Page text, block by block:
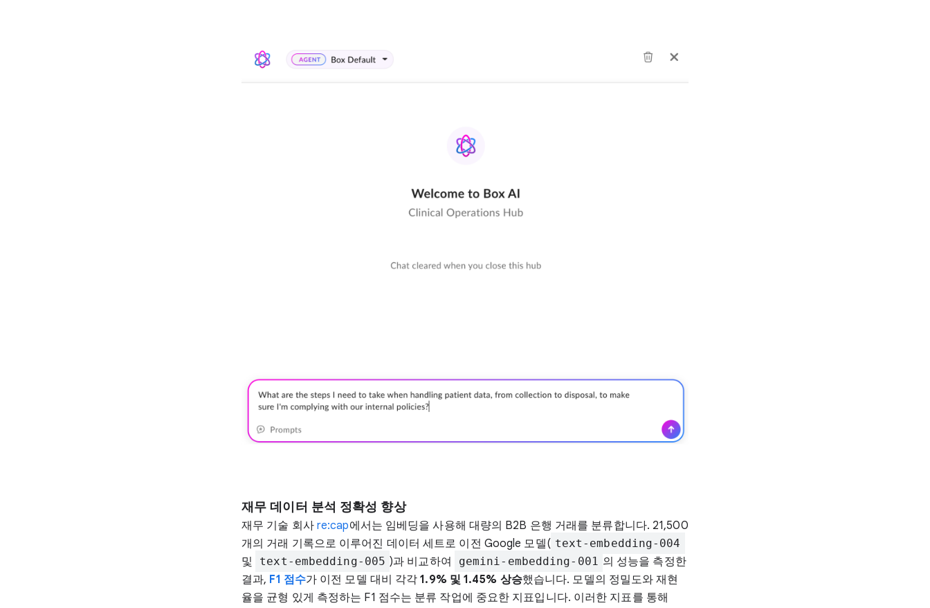
재무 데이터 분석 정확성 향상
재무 기술 회사 re:cap에서는 임베딩을 사용해 대량의 B2B 은행 거래를 분류합니다. 21,500
개의 거래 기록으로 이루어진 데이터 세트로 이전 Google 모델( text-embedding-004
및 text-embedding-005 )과 비교하여 gemini-embedding-001 의 성능을 측정한
결과, F1 점수가 이전 모델 대비 각각1.9% 및 1.45% 상승했습니다. 모델의 정밀도와 재현
율을 균형 있게 측정하는 F1 점수는 분류 작업에 중요한 지표입니다. 이러한 지표를 통해